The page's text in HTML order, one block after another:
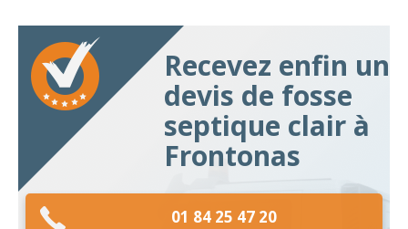
Recevez enfin un
devis de fosse
septique clair à
Frontonas
01 84 25 47 20